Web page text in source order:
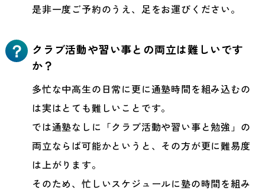
是非一度ご予約のうえ、足をお運びください。
？
クラブ活動や習い事との両立は難しいです
か？
多忙な中高生の日常に更に通塾時間を組み込むの
は実はとても難しいことです。
では通塾なしに「クラブ活動や習い事と勉強」の
両立ならば可能かというと、その方が更に難易度
は上がります。
そのため、忙しいスケジュールに塾の時間を組み